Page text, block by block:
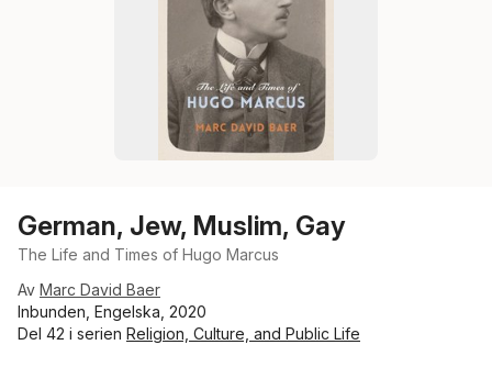
German, Jew, Muslim, Gay
The Life and Times of Hugo Marcus
Av Marc David Baer
Inbunden, Engelska, 2020
Del 42 i serien Religion, Culture, and Public Life